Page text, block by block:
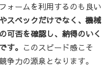
ォームを利用するのも良い
スペックだけでなく、機械
可否を確認し、納得のいく
す。 このスピード感こそ
争力の源泉となります。